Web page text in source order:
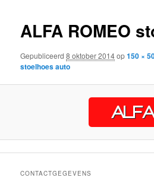
ALFA ROMEO
Gepubliceerd8 oktober 2014op150 ×
stoelhoes auto
CONTACTGEGEVENS